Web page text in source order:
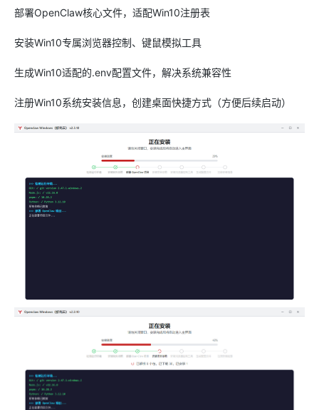
部署OpenClaw核心文件，适配Win10注册表
安装Win10专属浏览器控制、键鼠模拟工具
生成Win10适配的.env配置文件，解决系统兼容性
注册Win10系统安装信息，创建桌面快捷方式（方便后续启动）